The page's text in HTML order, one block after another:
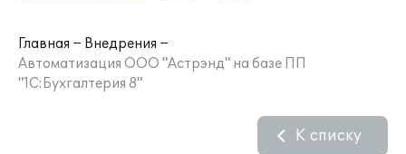
Главная
Внедрения
Автоматизация ООО "Астрэнд" на базе ПП
"1С:Бухгалтерия 8"
К списку